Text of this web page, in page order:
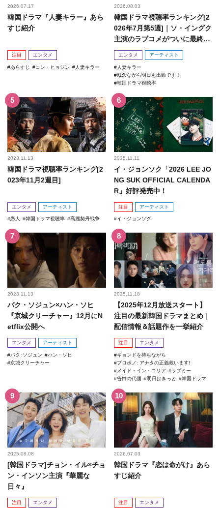
2026.07.17
韓国ドラマ『人妻キラー』あら
すじ紹介
注目 エンタメ
あらすじ コン・ヒョジン 人妻キラー
2026.08.03
韓国ドラマ視聴率ランキング[2
026年7月第5週]｜ソ・イングク
主演のラブコメがついに最終
回！
エンタメ アーティスト
人妻キラー
残念ながら明日も出勤です！
韓国ドラマ視聴率
2023.11.13
韓国ドラマ視聴率ランキング[2
023年11月2週目]
エンタメ アーティスト
恋人 韓国ドラマ視聴率 高麗契丹戦争
2025.11.11
イ・ジョンソク「2026 LEE JO
NG SUK OFFICIAL CALENDA
R」好評発売中！
注目 アーティスト
イ・ジョンソク
2023.11.13
パク・ソジュン×ハン・ソヒ
『京城クリーチャー』12月にN
etflix公開へ
エンタメ アーティスト
パク･ソジュン
ハン・ソヒ
京城クリーチャー
2025.11.18
【2025年12月放送スタート】
注目の最新韓国ドラマまとめ｜
配信情報＆話題作を一挙紹介
注目 エンタメ
ギョンドを待ちながら
プロボノ: アナタの正義救います!
メイド・イン・コリア
ラブミー
告白の代価
明日はきっと 韓国ドラマ
2025.08.08
[韓国ドラマ]チョン・イル×チョ
ン・インソン主演『華麗な
日々』
注目 エンタメ
2026.07.03
韓国ドラマ『恋は命がけ』あら
すじ紹介
注目 エンタメ